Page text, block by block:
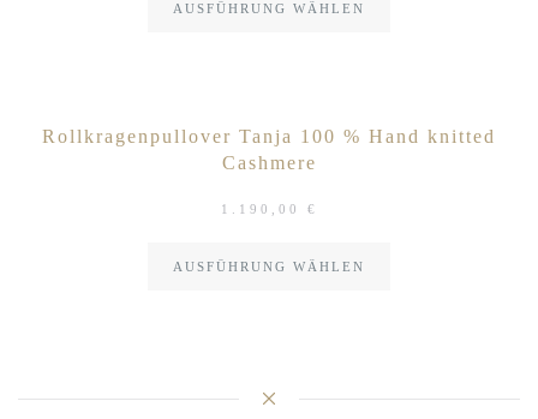
AUSFÜHRUNG WÄHLEN
Rollkragenpullover Tanja 100 % Hand knitted
Cashmere
1.190,00 €
AUSFÜHRUNG WÄHLEN